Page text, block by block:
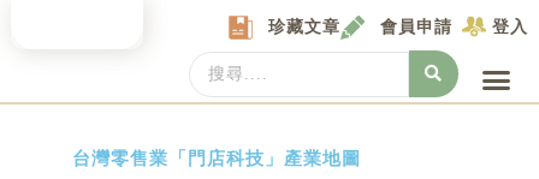
珍藏文章 會員申請 登入
Search
...
台灣零售業「門店科技」產業地圖